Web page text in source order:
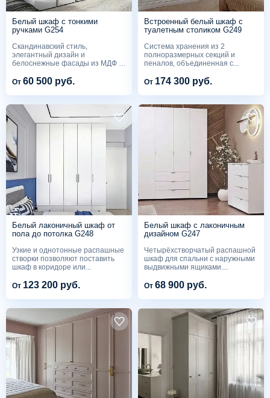
Белый шкаф с тонкими
ручками G254
Скандинавский стиль,
элегантный дизайн и
белоснежные фасады из МДФ в
От 60 500 руб.
Встроенный белый шкаф с
туалетным столиком G249
Система хранения из 2
полноразмерных секций и
пеналов, объединенная с...
От 174 300 руб.
Белый лаконичный шкаф от
пола до потолка G248
Узкие и однотонные распашные
створки позволяют поставить
шкаф в коридоре или...
От 123 200 руб.
Белый шкаф с лаконичным
дизайном G247
Четырёхстворчатый распашной
шкаф для спальни с наружными
выдвижными ящиками....
От 68 900 руб.